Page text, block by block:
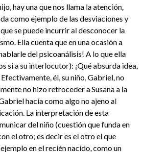
hay una que nos llama la atención,
como ejemplo de las desviaciones y
se puede incurrir al desconocer la
Ella cuenta que en una ocasión a
del psicoanálisis! A lo que ella
si a su interlocutor): ¡Qué absurda idea,
él, su niño, Gabriel, no
no hizo retroceder a Susana a la
hacía como algo no ajeno al
La interpretación de esta
del niño (cuestión que funda en
el otro; es decir es el otro el que
en el recién nacido, como un